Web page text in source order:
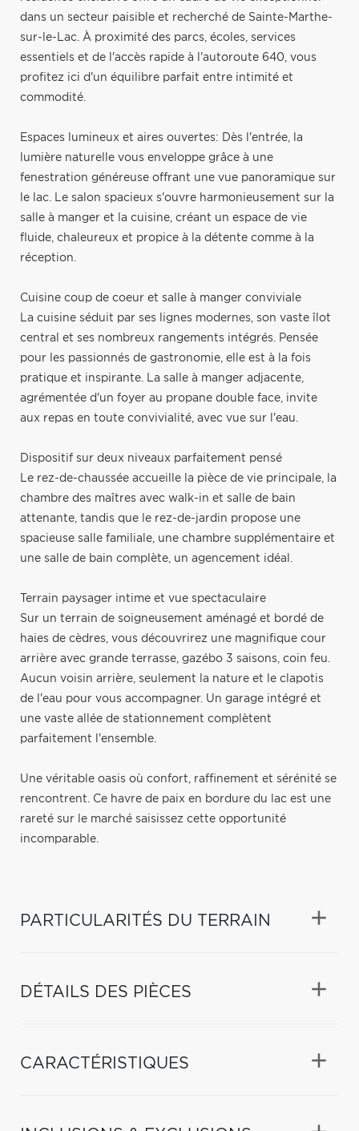
dans un secteur paisible et recherché de Sainte-Marthe-
sur-le-Lac. À proximité des parcs, écoles, services
essentiels et de l'accès rapide à l'autoroute 640, vous
profitez ici d'un équilibre parfait entre intimité et
commodité.
Espaces lumineux et aires ouvertes: Dès l'entrée, la
lumière naturelle vous enveloppe grâce à une
fenestration généreuse offrant une vue panoramique sur
le lac. Le salon spacieux s'ouvre harmonieusement sur la
salle à manger et la cuisine, créant un espace de vie
fluide, chaleureux et propice à la détente comme à la
réception.
Cuisine coup de coeur et salle à manger conviviale
La cuisine séduit par ses lignes modernes, son vaste îlot
central et ses nombreux rangements intégrés. Pensée
pour les passionnés de gastronomie, elle est à la fois
pratique et inspirante. La salle à manger adjacente,
agrémentée d'un foyer au propane double face, invite
aux repas en toute convivialité, avec vue sur l'eau.
Dispositif sur deux niveaux parfaitement pensé
Le rez-de-chaussée accueille la pièce de vie principale, la
chambre des maîtres avec walk-in et salle de bain
attenante, tandis que le rez-de-jardin propose une
spacieuse salle familiale, une chambre supplémentaire et
une salle de bain complète, un agencement idéal.
Terrain paysager intime et vue spectaculaire
Sur un terrain de soigneusement aménagé et bordé de
haies de cèdres, vous découvrirez une magnifique cour
arrière avec grande terrasse, gazébo 3 saisons, coin feu.
Aucun voisin arrière, seulement la nature et le clapotis
de l'eau pour vous accompagner. Un garage intégré et
une vaste allée de stationnement complètent
parfaitement l'ensemble.
Une véritable oasis où confort, raffinement et sérénité se
rencontrent. Ce havre de paix en bordure du lac est une
rareté sur le marché saisissez cette opportunité
incomparable.
PARTICULARITÉS DU TERRAIN
DÉTAILS DES PIÈCES
CARACTÉRISTIQUES